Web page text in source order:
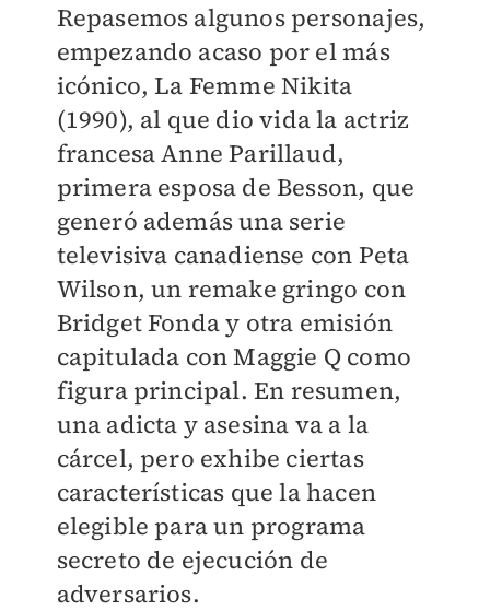
Repasemos algunos personajes,
empezando acaso por el más
icónico, La Femme Nikita
(1990), al que dio vida la actriz
francesa Anne Parillaud,
primera esposa de Besson, que
generó además una serie
televisiva canadiense con Peta
Wilson, un remake gringo con
Bridget Fonda y otra emisión
capitulada con Maggie Q como
figura principal. En resumen,
una adicta y asesina va a la
cárcel, pero exhibe ciertas
características que la hacen
elegible para un programa
secreto de ejecución de
adversarios.